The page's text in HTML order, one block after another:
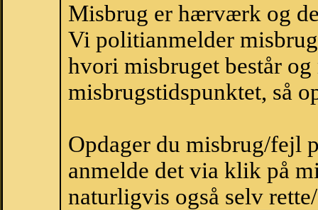
Misbrug er hærværk og
Vi politianmelder
hvori misbruget består
misbrugstidspunktet, så
Opdager du misbrug/fejl
anmelde det via klik på
naturligvis også selv